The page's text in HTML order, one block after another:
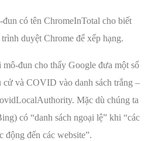
có tên ChromeInTotal cho biết
duyệt Chrome để xếp hạng.
mô-đun cho thấy Google đưa một số
cử và COVID vào danh sách trắng –
Mặc dù chúng ta
có “danh sách ngoại lệ” khi “các
động đến các website”.